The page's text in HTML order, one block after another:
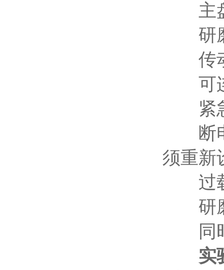
主盘
研磨
传动
可连
紧急
断电
须重新
过载
研磨
同时
实